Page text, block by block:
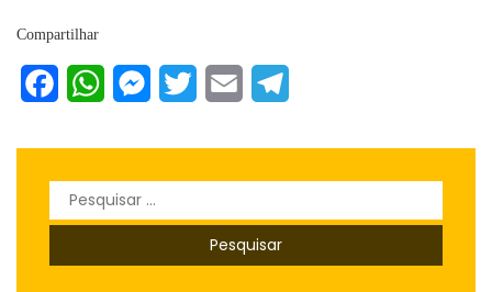
Compartilhar
FacebookWhatsAppMessenger
Twitter Email
Pesquisar